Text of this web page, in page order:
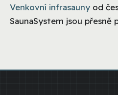
Venkovní infrasauny od
SaunaSystem jsou přesně